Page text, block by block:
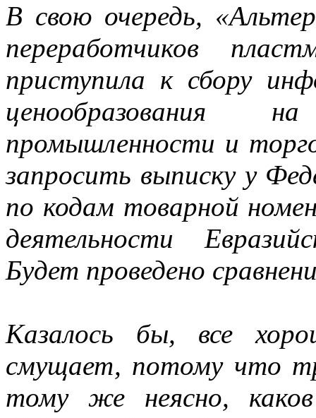
В свою очередь,
переработчиков
приступила к сбору
ценообразования
промышленности и
запросить выписку у
по кодам товарной
деятельности
Будет проведено
Казалось бы, все
смущает, потому что
тому же неясно,